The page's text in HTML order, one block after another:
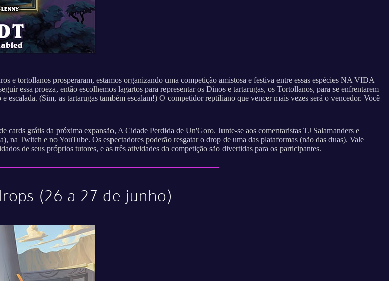
e tortollanos prosperaram, estamos organizando uma competição amistosa e festiva entre essas espécies NA VIDA
essa proeza, então escolhemos lagartos para representar os Dinos e tartarugas, os Tortollanos, para se enfrentarem
(Sim, as tartarugas também escalam!) O competidor reptiliano que vencer mais vezes será o vencedor. Você
cards grátis da próxima expansão, A Cidade Perdida de Un'Goro. Junte-se aos comentaristas TJ Salamanders e
Twitch e no YouTube. Os espectadores poderão resgatar o drop de uma das plataformas (não das duas). Vale
de seus próprios tutores, e as três atividades da competição são divertidas para os participantes.
(26 a 27 de junho)